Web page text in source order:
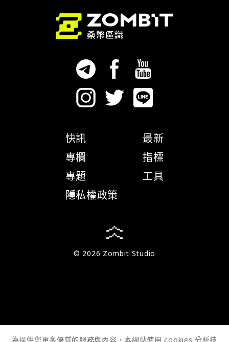
快訊
專欄
專題
隱私權政策
最新
指標
工具
© 2026 Zombit Studio
為提供您更多優質的服務與內容，本網站使用 cookies 分析技